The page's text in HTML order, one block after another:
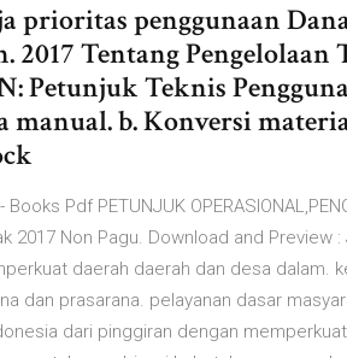
prioritas penggunaan Dana
2017 Tentang Pengelolaan
Petunjuk Teknis
manual. b. Konversi
Pdf PETUNJUK
2017 Non Pagu. Download and Preview
daerah daerah dan desa dalam.
dan prasarana. pelayanan dasar
dari pinggiran dengan